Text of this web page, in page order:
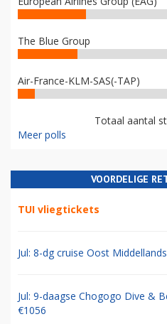
The Blue Group
Air-France-KLM-SAS(-TAP)
Totaal aantal
Meer polls
VOORDELIGE
TUI vliegtickets
Jul: 8-dg cruise Oost
Jul: 9-daagse Chogogo Dive &
€1056